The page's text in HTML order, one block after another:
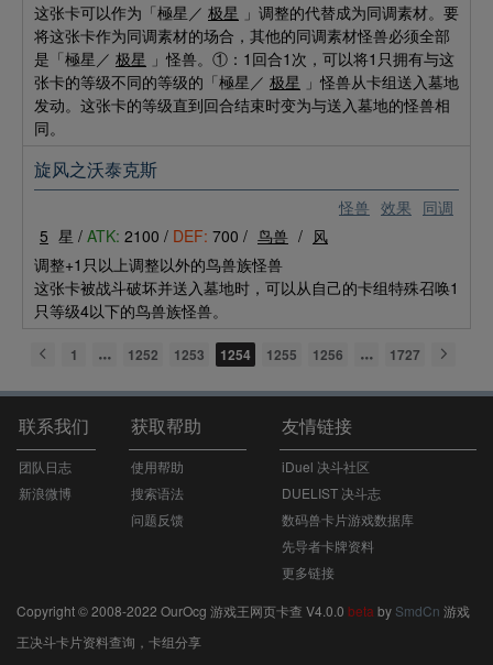
这张卡可以作为「極星／ 极星 」调整的代替成为同调素材。要
将这张卡作为同调素材的场合，其他的同调素材怪兽必须全部
是「極星／ 极星 」怪兽。①：1回合1次，可以将1只拥有与这
张卡的等级不同的等级的「極星／ 极星 」怪兽从卡组送入墓地
发动。这张卡的等级直到回合结束时变为与送入墓地的怪兽相
同。
怪兽 效果 同调
旋风之沃泰克斯
5 星 / ATK: 2100 / DEF: 700 / 鸟兽 / 风
调整+1只以上调整以外的鸟兽族怪兽
这张卡被战斗破坏并送入墓地时，可以从自己的卡组特殊召唤1
只等级4以下的鸟兽族怪兽。
1 1252 1253 1254 1255 1256 1727
联系我们
团队日志
新浪微博
获取帮助
使用帮助
搜索语法
问题反馈
友情链接
iDuel 决斗社区
DUELIST 决斗志
数码兽卡片游戏数据库
先导者卡牌资料
更多链接
Copyright © 2008-2022 OurOcg 游戏王网页卡查 V4.0.0 beta by SmdCn 游戏
王决斗卡片资料查询，卡组分享